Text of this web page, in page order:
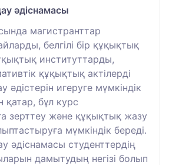
әдіснамасы
магистранттар
белгілі бір құқықтық
институттарды,
құқықтық актілерді
әдістерін игеруге мүмкіндік
бұл курс
зерттеу және құқықтық жазу
мүмкіндік береді.
әдіснамасы студенттердің
дамытудың негізі болып